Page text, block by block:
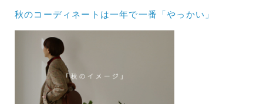
秋のコーディネートは一年で一番「やっかい」